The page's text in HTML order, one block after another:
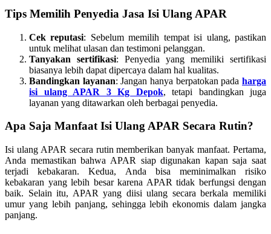
Tips Memilih Penyedia Jasa Isi Ulang APAR
Cek reputasi: Sebelum memilih tempat isi ulang, pastikan
untuk melihat ulasan dan testimoni pelanggan.
Tanyakan sertifikasi: Penyedia yang memiliki sertifikasi
biasanya lebih dapat dipercaya dalam hal kualitas.
Bandingkan layanan: Jangan hanya berpatokan padaharga
isi ulang APAR 3 Kg Depok, tetapi bandingkan juga
layanan yang ditawarkan oleh berbagai penyedia.
Apa Saja Manfaat Isi Ulang APAR Secara Rutin?
Isi ulang APAR secara rutin memberikan banyak manfaat. Pertama,
Anda memastikan bahwa APAR siap digunakan kapan saja saat
terjadi kebakaran. Kedua, Anda bisa meminimalkan risiko
kebakaran yang lebih besar karena APAR tidak berfungsi dengan
baik. Selain itu, APAR yang diisi ulang secara berkala memiliki
umur yang lebih panjang, sehingga lebih ekonomis dalam jangka
panjang.